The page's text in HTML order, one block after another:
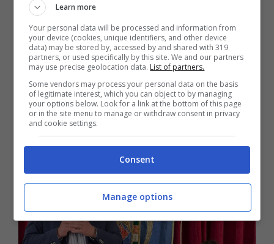
Terracina / Dimissioni per
l’assessore all’Ambiente, Rifiuti,
Sanità Vincenzo Di Girolamo
20 Giugno 2024
Learn more
Your personal data will be processed and information from
your device (cookies, unique identifiers, and other device
data) may be stored by, accessed by and shared with 319
partners, or used specifically by this site. We and our partners
may use precise geolocation data. List of partners.
Some vendors may process your personal data on the basis
of legitimate interest, which you can object to by managing
your options below. Look for a link at the bottom of this page
or in the site menu to manage or withdraw consent in privacy
and cookie settings.
Consent
Manage options